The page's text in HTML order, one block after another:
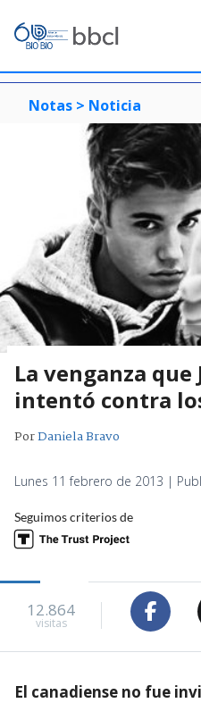
Notas > Noticia
La venganza
intentó contra
PorDaniela Bravo
Lunes 11 febrero de 2013 |
Seguimos criterios de
12.864
visitas
El canadiense no fue